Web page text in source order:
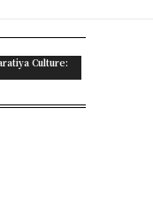
Culture: